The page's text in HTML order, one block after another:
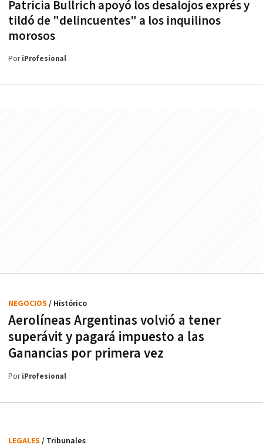
Patricia Bullrich apoyó los desalojos exprés y
tildó de "delincuentes" a los inquilinos
morosos
PoriProfesional
Aerolíneas Argentinas volvió a tener
superávit y pagará impuesto a las
Ganancias por primera vez
NEGOCIOS / Histórico
PoriProfesional
LEGALES / Tribunales